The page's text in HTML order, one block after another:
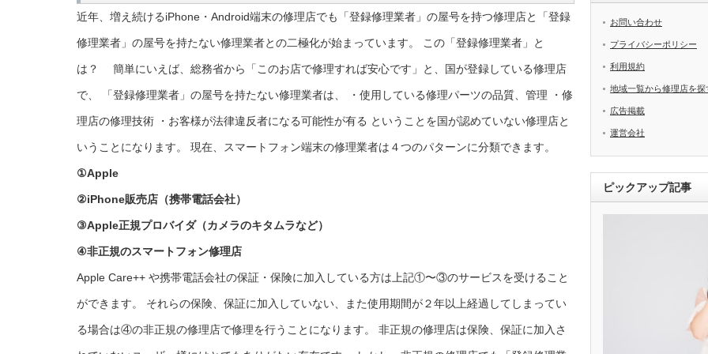
近年、増え続けるiPhone・Android端末の修理店でも「登録修理業者」の屋号を持つ修理店と「登録
修理業者」の屋号を持たない修理業者との二極化が始まっています。 この「登録修理業者」と
は？ 簡単にいえば、総務省から「このお店で修理すれば安心です」と、国が登録している修理店
で、 「登録修理業者」の屋号を持たない修理業者は、 ・使用している修理パーツの品質、管理 ・修
理店の修理技術 ・お客様が法律違反者になる可能性が有る ということを国が認めていない修理店と
いうことになります。 現在、スマートフォン端末の修理業者は４つのパターンに分類できます。
①Apple
②iPhone販売店（携帯電話会社）
③Apple正規プロバイダ（カメラのキタムラなど）
④非正規のスマートフォン修理店
Apple Care++ や携帯電話会社の保証・保険に加入している方は上記①〜③のサービスを受けること
ができます。 それらの保険、保証に加入していない、また使用期間が２年以上経過してしまってい
る場合は④の非正規の修理店で修理を行うことになります。 非正規の修理店は保険、保証に加入さ
お問い合わせ
プライバシーポリシー
利用規約
地域一覧から修理店を探
広告掲載
運営会社
ピックアップ記事